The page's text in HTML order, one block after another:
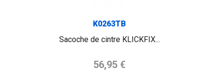
K0263TB
Sacoche de cintre KLICKFIX...
Prix de base
56,95 €